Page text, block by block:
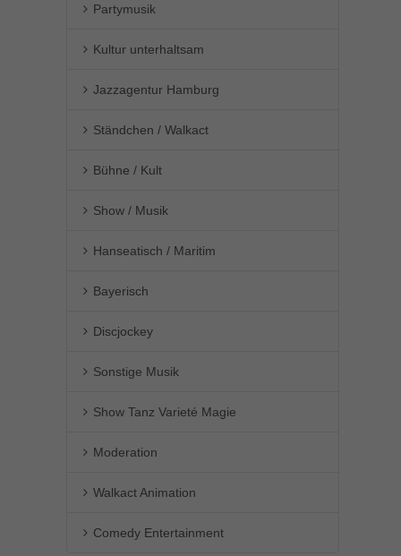
Partymusik
Kultur unterhaltsam
Jazzagentur Hamburg
Ständchen / Walkact
Bühne / Kult
Show / Musik
Hanseatisch / Maritim
Bayerisch
Discjockey
Sonstige Musik
Show Tanz Varieté Magie
Moderation
Walkact Animation
Comedy Entertainment